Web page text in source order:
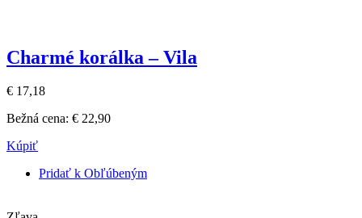
Charmé korálka – Vila
€ 17,18
Bežná cena: € 22,90
Kúpiť
Pridať k Obľúbeným